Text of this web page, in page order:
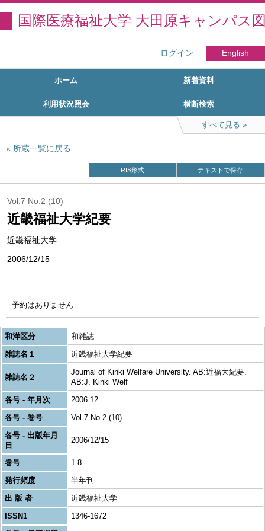
国際医療福祉大学 大田原キャンパス
ログイン English
ホーム 新着資料
利用状況照会 横断検索
すべて見る
所蔵一覧に戻る
RIS形式 テキストで保存
Vol.7 No.2 (10)
近畿福祉大学紀要
近畿福祉大学
2006/12/15
予約はありません
和洋区分
和雑誌
雑誌名１
近畿福祉大学紀要
雑誌名２
Journal of Kinki Welfare University. AB:近福大紀要.
AB:J. Kinki Welf
各号 - 年月次
2006.12
各号 - 巻号
Vol.7 No.2 (10)
各号 - 出版年月
日
2006/12/15
巻号
1-8
発行頻度
半年刊
出 版 者
近畿福祉大学
ISSN1
1346-1672